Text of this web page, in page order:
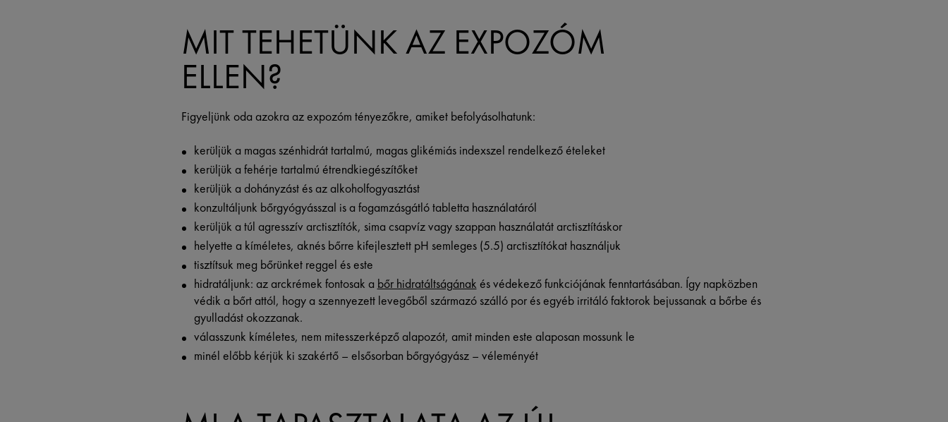
MIT TEHETÜNK AZ EXPOZÓM
ELLEN?
Figyeljünk oda azokra az expozóm tényezőkre, amiket befolyásolhatunk:
kerüljük a magas szénhidrát tartalmú, magas glikémiás indexszel rendelkező ételeket
kerüljük a fehérje tartalmú étrendkiegészítőket
kerüljük a dohányzást és az alkoholfogyasztást
konzultáljunk bőrgyógyásszal is a fogamzásgátló tabletta használatáról
kerüljük a túl agresszív arctisztítók, sima csapvíz vagy szappan használatát arctisztításkor
helyette a kíméletes, aknés bőrre kifejlesztett pH semleges (5.5) arctisztítókat használjuk
tisztítsuk meg bőrünket reggel és este
hidratáljunk: az arckrémek fontosak a bőr hidratáltságának és védekező funkciójának fenntartásában. Így napközben
védik a bőrt attól, hogy a szennyezett levegőből származó szálló por és egyéb irritáló faktorok bejussanak a bőrbe és
gyulladást okozzanak.
válasszunk kíméletes, nem mitesszerképző alapozót, amit minden este alaposan mossunk le
minél előbb kérjük ki szakértő – elsősorban bőrgyógyász – véleményét